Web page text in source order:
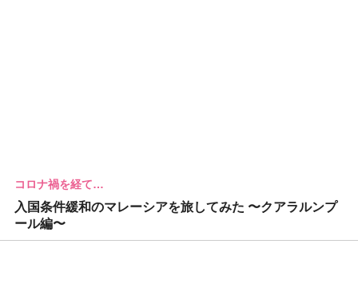
コロナ禍を経て…
入国条件緩和のマレーシアを旅してみた 〜クアラルンプ
ール編〜